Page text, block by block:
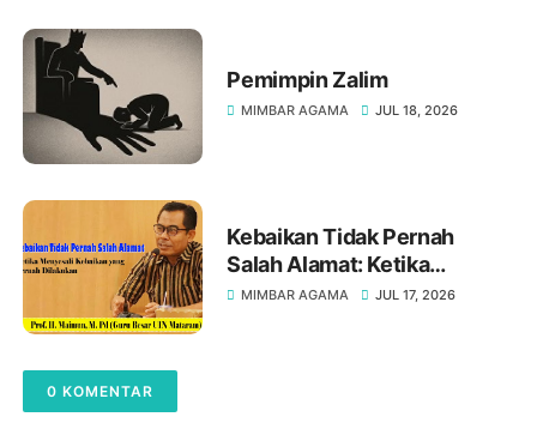
Pemimpin Zalim
MIMBAR AGAMA JUL 18, 2026
Kebaikan Tidak Pernah
Salah Alamat: Ketika
Menyesali Kebaikan yang
MIMBAR AGAMA JUL 17, 2026
0 KOMENTAR